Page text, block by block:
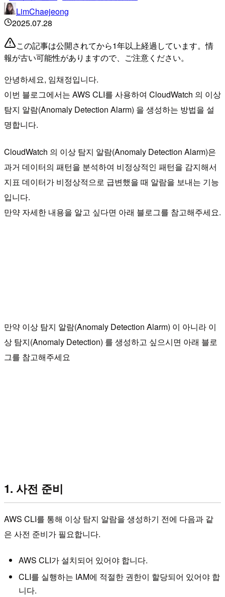
LimChaejeong
2025.07.28
この記事は公開されてから1年以上経過しています。情
報が古い可能性がありますので、ご注意ください。
안녕하세요, 임채정입니다.
이번 블로그에서는 AWS CLI를 사용하여 CloudWatch 의 이상
탐지 알람(Anomaly Detection Alarm) 을 생성하는 방법을 설
명합니다.
CloudWatch 의 이상 탐지 알람(Anomaly Detection Alarm)은
과거 데이터의 패턴을 분석하여 비정상적인 패턴을 감지해서
지표 데이터가 비정상적으로 급변했을 때 알람을 보내는 기능
입니다.
만약 자세한 내용을 알고 싶다면 아래 블로그를 참고해주세요.
만약 이상 탐지 알람(Anomaly Detection Alarm) 이 아니라 이
상 탐지(Anomaly Detection) 를 생성하고 싶으시면 아래 블로
그를 참고해주세요
1. 사전 준비
AWS CLI를 통해 이상 탐지 알람을 생성하기 전에 다음과 같
은 사전 준비가 필요합니다.
AWS CLI가 설치되어 있어야 합니다.
CLI를 실행하는 IAM에 적절한 권한이 할당되어 있어야 합
니다.